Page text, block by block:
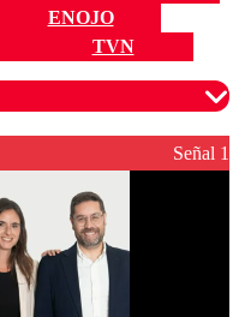
ENOJO
TVN
para garantizar un
Señal 1